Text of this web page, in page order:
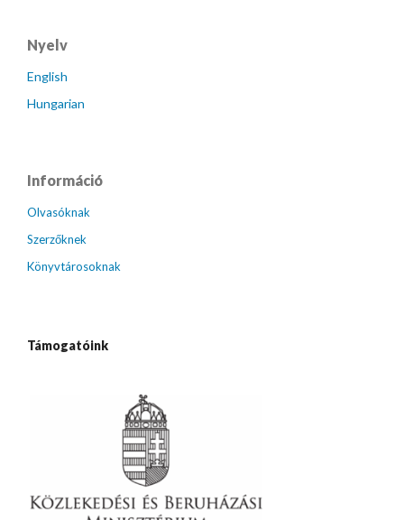
Nyelv
English
Hungarian
Információ
Olvasóknak
Szerzőknek
Könyvtárosoknak
Támogatóink